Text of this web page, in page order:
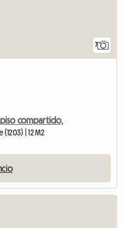
7
piso compartido,
| 12 M2